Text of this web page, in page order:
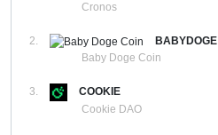
Cronos
2.
BABYDOGE
Baby Doge Coin
3.
COOKIE
Cookie DAO